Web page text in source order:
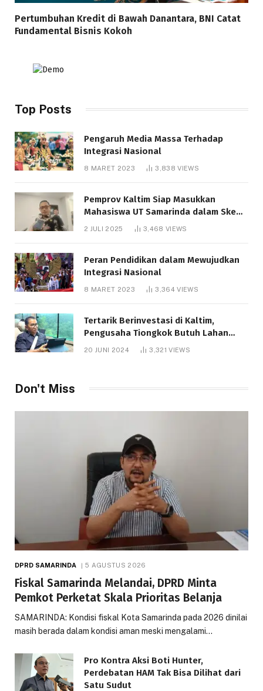
Pertumbuhan Kredit di Bawah Danantara, BNI Catat
Fundamental Bisnis Kokoh
Top Posts
Pengaruh Media Massa Terhadap
Integrasi Nasional
8 MARET 2023 3,838VIEWS
Pemprov Kaltim Siap Masukkan
Mahasiswa UT Samarinda dalam Skema
Bantuan Pendidikan Gratispol
2 JULI 2025 3,468 VIEWS
Peran Pendidikan dalam Mewujudkan
Integrasi Nasional
8 MARET 2023 3,364VIEWS
Tertarik Berinvestasi di Kaltim,
Pengusaha Tiongkok Butuh Lahan
1.000 Hektare
20 JUNI 2024 3,321VIEWS
Don't Miss
DPRD SAMARINDA 5 AGUSTUS 2026
Fiskal Samarinda Melandai, DPRD Minta
Pemkot Perketat Skala Prioritas Belanja
SAMARINDA: Kondisi fiskal Kota Samarinda pada 2026 dinilai
masih berada dalam kondisi aman meski mengalami…
Pro Kontra Aksi Boti Hunter,
Perdebatan HAM Tak Bisa Dilihat dari
Satu Sudut